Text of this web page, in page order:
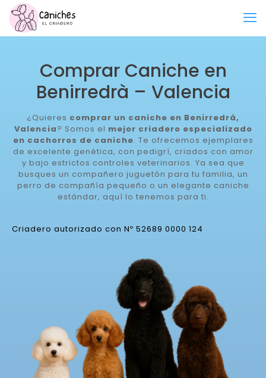
Comprar Caniche en
Benirredrà – Valencia
¿Quieres comprar un caniche en Benirredrà,
Valencia? Somos el mejor criadero especializado
en cachorros de caniche. Te ofrecemos ejemplares
de excelente genética, con pedigrí, criados con amor
y bajo estrictos controles veterinarios. Ya sea que
busques un compañero juguetón para tu familia, un
perro de compañía pequeño o un elegante caniche
estándar, aquí lo tenemos para ti.
Criadero autorizado con Nº 52689 0000 124